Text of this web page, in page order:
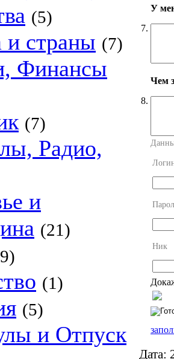
(5)
и страны (7)
Финансы
(7)
Радио,
и
(21)
(1)
(5)
и Отпуск
7.
У
8.
Чем
Ник
Дата: